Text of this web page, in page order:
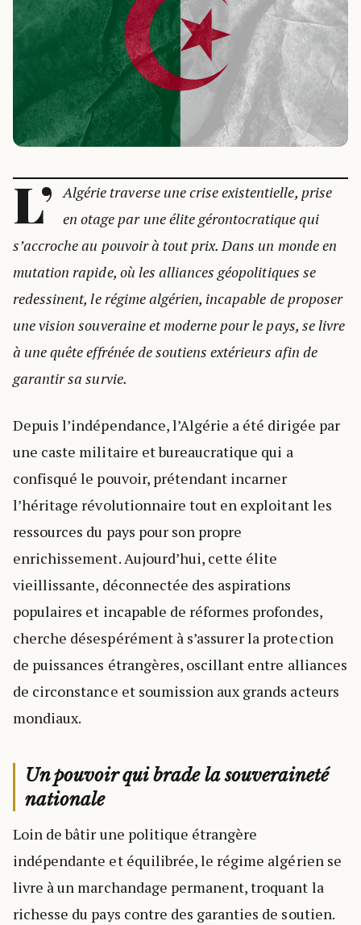
L’ Algérie traverse une crise existentielle, prise
en otage par une élite gérontocratique qui
s’accroche au pouvoir à tout prix. Dans un monde en
mutation rapide, où les alliances géopolitiques se
redessinent, le régime algérien, incapable de proposer
une vision souveraine et moderne pour le pays, se livre
à une quête effrénée de soutiens extérieurs afin de
garantir sa survie.
Depuis l’indépendance, l’Algérie a été dirigée par
une caste militaire et bureaucratique qui a
confisqué le pouvoir, prétendant incarner
l’héritage révolutionnaire tout en exploitant les
ressources du pays pour son propre
enrichissement. Aujourd’hui, cette élite
vieillissante, déconnectée des aspirations
populaires et incapable de réformes profondes,
cherche désespérément à s’assurer la protection
de puissances étrangères, oscillant entre alliances
de circonstance et soumission aux grands acteurs
mondiaux.
Un pouvoir qui brade la souveraineté
nationale
Loin de bâtir une politique étrangère
indépendante et équilibrée, le régime algérien se
livre à un marchandage permanent, troquant la
richesse du pays contre des garanties de soutien.